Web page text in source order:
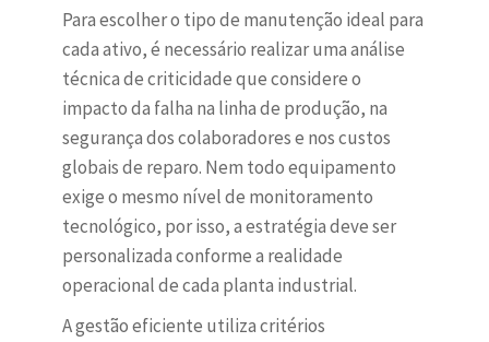
Para escolher o tipo de manutenção ideal para
cada ativo, é necessário realizar uma análise
técnica de criticidade que considere o
impacto da falha na linha de produção, na
segurança dos colaboradores e nos custos
globais de reparo. Nem todo equipamento
exige o mesmo nível de monitoramento
tecnológico, por isso, a estratégia deve ser
personalizada conforme a realidade
operacional de cada planta industrial.
A gestão eficiente utiliza critérios